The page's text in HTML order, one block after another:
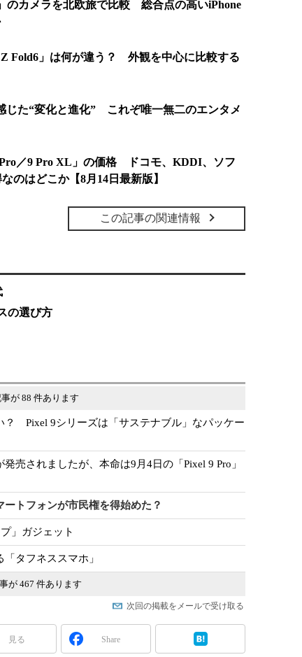
のカメラを北欧旅で比較 総合点の高いiPhone
Z Fold6」は何が違う？ 外観を中心に比較する
じた“変化と進化” これぞ唯一無二のエンタメ
Pro／9 Pro XL」の価格 ドコモ、KDDI、ソフ
のはどこか【8月14日最新版】
この記事の関連情報
の選び方
次回の掲載をメールで受け取る
が 88 件あります
？ Pixel 9シリーズは「サステナブル」なパッケー
発売されましたが、本命は9月4日の「Pixel 9 Pro」
トフォンが市民権を得始めた？
」ガジェット
タフネススマホ」
が 467 件あります
見る Share